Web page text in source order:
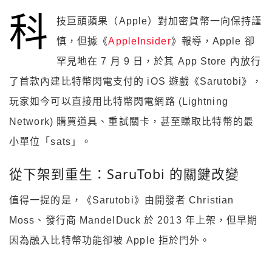
科
技巨頭蘋果（Apple）對加密貨幣一向保持謹
慎，但據《AppleInsider》報導，Apple 卻
罕見地在 7 月 9 日，於其 App Store 內放行
了首款內建比特幣閃電支付的 iOS 遊戲《Sarutobi》，
玩家如今可以直接用比特幣閃電網路 (Lightning
Network) 購買道具、重試關卡，甚至賺取比特幣的最
小單位「sats」。
從下架到重生：SaruTobi 的關鍵改變
值得一提的是，《Sarutobi》由開發者 Christian
Moss、發行商 MandelDuck 於 2013 年上架，但早期
因為融入比特幣功能卻被 Apple 拒於門外。